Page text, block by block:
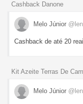
Cashback Danone
Melo Júnior
Cashback de até 20
Kit Azeite Terras De
Melo Júnior